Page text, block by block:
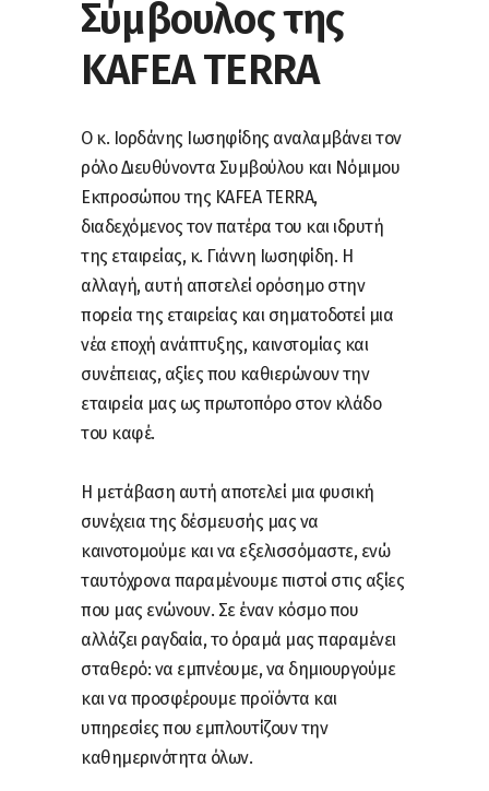
Σύμβουλος της
KAFEA TERRA
O κ. Ιορδάνης Ιωσηφίδης αναλαμβάνει τον
ρόλο Διευθύνοντα Συμβούλου και Νόμιμου
Εκπροσώπου της KAFEA TERRA,
διαδεχόμενος τον πατέρα του και ιδρυτή
της εταιρείας, κ. Γιάννη Ιωσηφίδη. Η
αλλαγή, αυτή αποτελεί ορόσημο στην
πορεία της εταιρείας και σηματοδοτεί μια
νέα εποχή ανάπτυξης, καινοτομίας και
συνέπειας, αξίες που καθιερώνουν την
εταιρεία μας ως πρωτοπόρο στον κλάδο
του καφέ.
Η μετάβαση αυτή αποτελεί μια φυσική
συνέχεια της δέσμευσής μας να
καινοτομούμε και να εξελισσόμαστε, ενώ
ταυτόχρονα παραμένουμε πιστοί στις αξίες
που μας ενώνουν. Σε έναν κόσμο που
αλλάζει ραγδαία, το όραμά μας παραμένει
σταθερό: να εμπνέουμε, να δημιουργούμε
και να προσφέρουμε προϊόντα και
υπηρεσίες που εμπλουτίζουν την
καθημερινότητα όλων.